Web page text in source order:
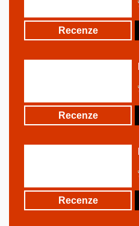
Recenze
Recenze
Recenze